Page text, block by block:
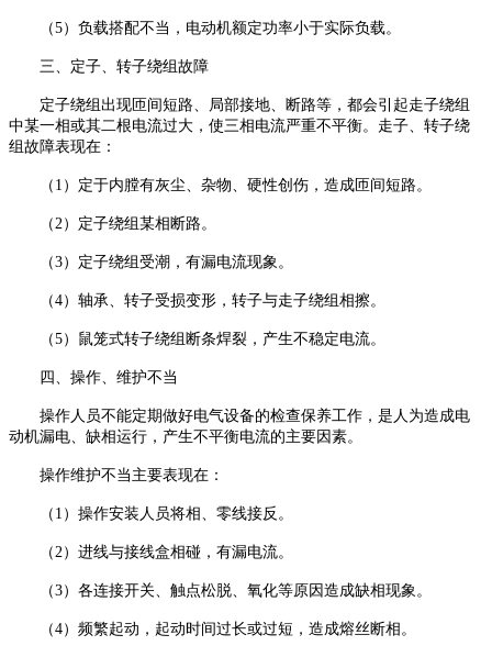
（5）负载搭配不当，电动机额定功率小于实际负载。
三、定子、转子绕组故障
定子绕组出现匝间短路、局部接地、断路等，都会引起走子绕组
中某一相或其二根电流过大，使三相电流严重不平衡。走子、转子绕
组故障表现在：
（1）定于内膛有灰尘、杂物、硬性创伤，造成匝间短路。
（2）定子绕组某相断路。
（3）定子绕组受潮，有漏电流现象。
（4）轴承、转子受损变形，转子与走子绕组相擦。
（5）鼠笼式转子绕组断条焊裂，产生不稳定电流。
四、操作、维护不当
操作人员不能定期做好电气设备的检查保养工作，是人为造成电
动机漏电、缺相运行，产生不平衡电流的主要因素。
操作维护不当主要表现在：
（1）操作安装人员将相、零线接反。
（2）进线与接线盒相碰，有漏电流。
（3）各连接开关、触点松脱、氧化等原因造成缺相现象。
（4）频繁起动，起动时间过长或过短，造成熔丝断相。